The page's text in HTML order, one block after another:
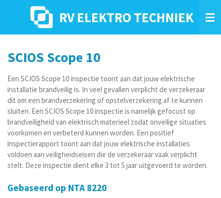
hoofdinhoud
RV ELEKTRO TECHNIEK
SCIOS Scope 10
Een SCIOS Scope 10 inspectie toont aan dat jouw elektrische
installatie brandveilig is. In veel gevallen verplicht de verzekeraar
dit om een brandverzekering of opstelverzekering af te kunnen
sluiten. Een SCIOS Scope 10 inspectie is namelijk gefocust op
brandveiligheid van elektrisch materieel zodat onveilige situaties
voorkomen en verbeterd kunnen worden. Een positief
inspectierapport toont aan dat jouw elektrische installaties
voldoen aan veiligheidseisen die de verzekeraar vaak verplicht
stelt. Deze inspectie dient elke 3 tot 5 jaar uitgevoerd te worden.
Gebaseerd op NTA 8220